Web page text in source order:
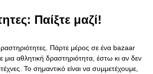
Παίξτε μαζί!
Πάρτε μέρος σε ένα bazaar
μια αθλητική δραστηριότητα, έστω κι αν δεν
Το σημαντικό είναι να συμμετέχουμε,